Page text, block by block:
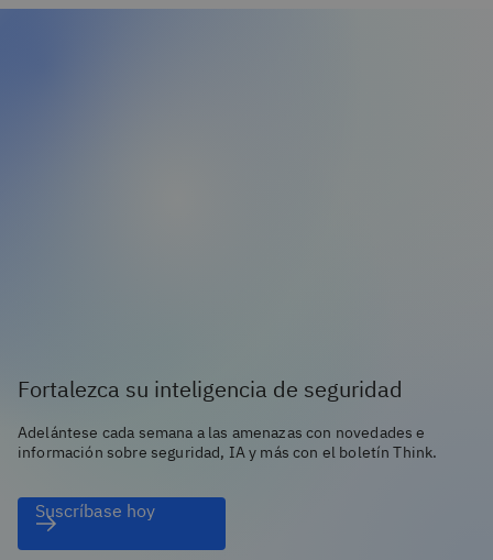
Fortalezca su inteligencia de seguridad
Adelántese cada semana a las amenazas con novedades e
información sobre seguridad, IA y más con el boletín Think.
Suscríbase hoy